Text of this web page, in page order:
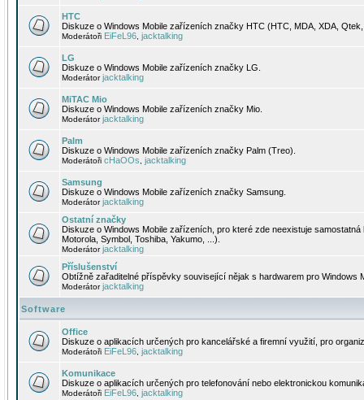
HTC
Diskuze o Windows Mobile zařízeních značky HTC (HTC, MDA, XDA,
Moderátoři EiFeL96 jacktalking
LG
Diskuze o Windows Mobile zařízeních značky LG.
Moderátorjacktalking
MiTAC Mio
Diskuze o Windows Mobile zařízeních značky Mio.
Moderátorjacktalking
Palm
Diskuze o Windows Mobile zařízeních značky Palm (Treo).
Moderátoři cHaOOs jacktalking
Samsung
Diskuze o Windows Mobile zařízeních značky Samsung.
Moderátorjacktalking
Ostatní značky
Diskuze o Windows Mobile zařízeních, pro které zde neexistuje
Motorola, Symbol, Toshiba, Yakumo, ...).
Moderátorjacktalking
Příslušenství
Obtížně zařaditelné příspěvky související nějak s hardwarem pro Windows
Moderátorjacktalking
Software
Office
Diskuze o aplikacích určených pro kancelářské a firemní využití, pro
Moderátoři EiFeL96 jacktalking
Komunikace
Diskuze o aplikacích určených pro telefonování nebo elektronickou
Moderátoři EiFeL96 jacktalking